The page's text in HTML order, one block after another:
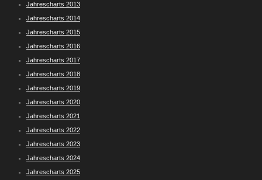
Jahrescharts 2013
Jahrescharts 2014
Jahrescharts 2015
Jahrescharts 2016
Jahrescharts 2017
Jahrescharts 2018
Jahrescharts 2019
Jahrescharts 2020
Jahrescharts 2021
Jahrescharts 2022
Jahrescharts 2023
Jahrescharts 2024
Jahrescharts 2025